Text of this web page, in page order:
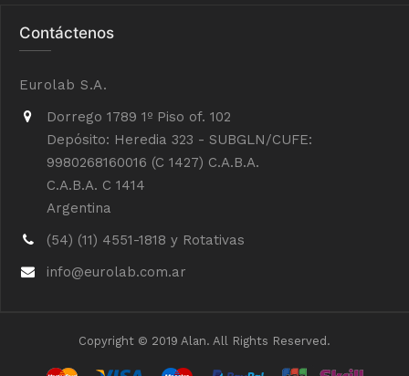
Contáctenos
Eurolab S.A.
Dorrego 1789 1º Piso of. 102
Depósito: Heredia 323 - SUBGLN/CUFE:
9980268160016 (C 1427) C.A.B.A.
C.A.B.A. C 1414
Argentina
(54) (11) 4551-1818 y Rotativas
info@eurolab.com.ar
Copyright © 2019 Alan. All Rights Reserved.